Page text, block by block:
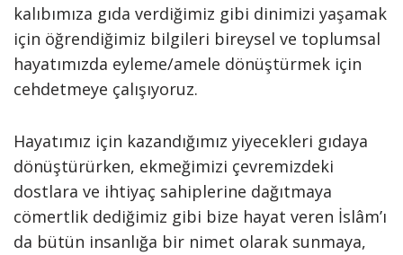
kalıbımıza gıda verdiğimiz gibi dinimizi yaşamak
için öğrendiğimiz bilgileri bireysel ve toplumsal
hayatımızda eyleme/amele dönüştürmek için
cehdetmeye çalışıyoruz.
Hayatımız için kazandığımız yiyecekleri gıdaya
dönüştürürken, ekmeğimizi çevremizdeki
dostlara ve ihtiyaç sahiplerine dağıtmaya
cömertlik dediğimiz gibi bize hayat veren İslâm’ı
da bütün insanlığa bir nimet olarak sunmaya,